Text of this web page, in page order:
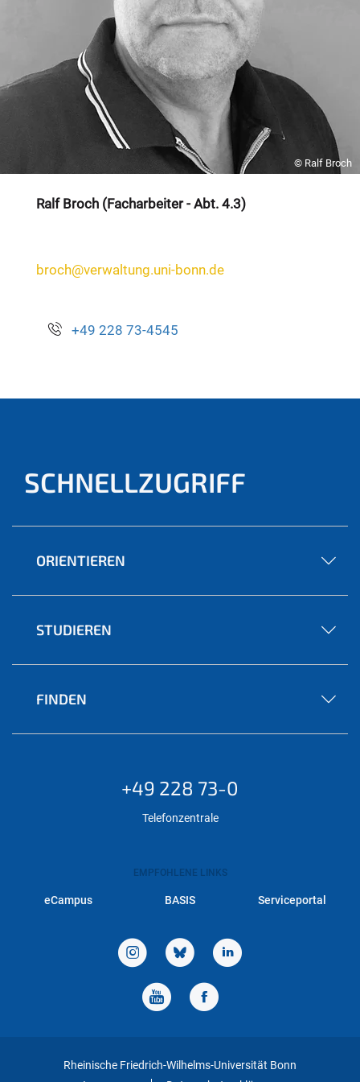
© Ralf Broch
Ralf Broch (Facharbeiter - Abt. 4.3)
broch@verwaltung.uni-bonn.de
+49 228 73-4545
SCHNELLZUGRIFF
ORIENTIEREN
STUDIEREN
FINDEN
+49 228 73-0
Telefonzentrale
EMPFOHLENE LINKS
eCampus BASIS Serviceportal
Rheinische Friedrich-Wilhelms-Universität Bonn